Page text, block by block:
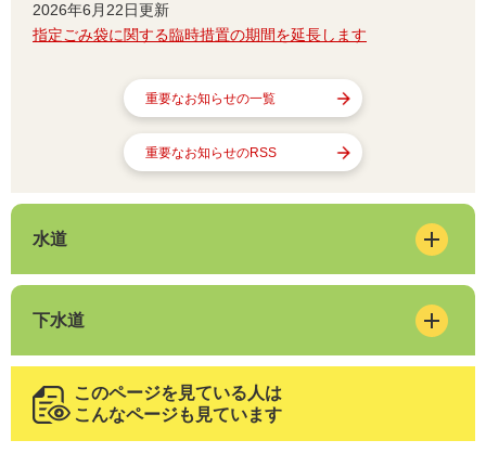
2026年6月22日更新
指定ごみ袋に関する臨時措置の期間を延長します
重要なお知らせの一覧
重要なお知らせのRSS
水道
下水道
このページを見ている人は
こんなページも見ています